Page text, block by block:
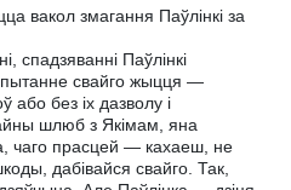
вакол змагання Паўлінкі за
спадзяванні Паўлінкі
свайго жыцця —
або без іх дазволу і
шлюб з Якімам, яна
чаго прасцей — кахаеш, не
дабівайся свайго. Так,